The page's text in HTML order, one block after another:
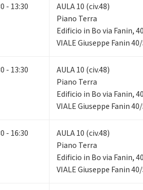
- 13:30
AULA 10 (civ.48)
Piano Terra
Edificio in Bo via Fanin,
VIALE Giuseppe Fanin
- 13:30
AULA 10 (civ.48)
Piano Terra
Edificio in Bo via Fanin,
VIALE Giuseppe Fanin
- 16:30
AULA 10 (civ.48)
Piano Terra
Edificio in Bo via Fanin,
VIALE Giuseppe Fanin